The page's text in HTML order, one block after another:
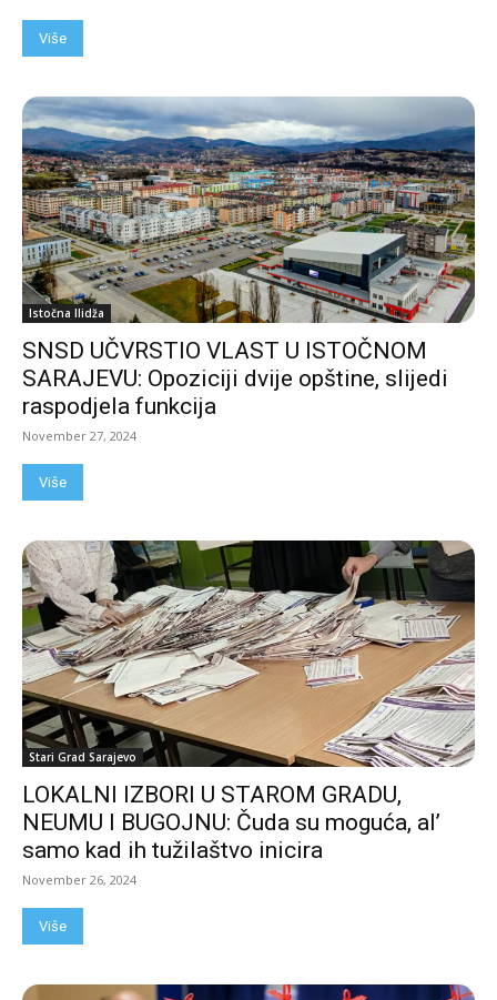
Više
Istočna Ilidža
SNSD UČVRSTIO VLAST U ISTOČNOM
SARAJEVU: Opoziciji dvije opštine, slijedi
raspodjela funkcija
November 27, 2024
Više
Stari Grad Sarajevo
LOKALNI IZBORI U STAROM GRADU,
NEUMU I BUGOJNU: Čuda su moguća, al’
samo kad ih tužilaštvo inicira
November 26, 2024
Više